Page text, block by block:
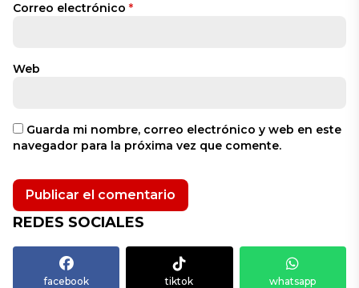
Correo electrónico *
Web
Guarda mi nombre, correo electrónico y web en este
navegador para la próxima vez que comente.
REDES SOCIALES
facebook tiktok whatsapp